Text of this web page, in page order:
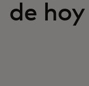
de hoy